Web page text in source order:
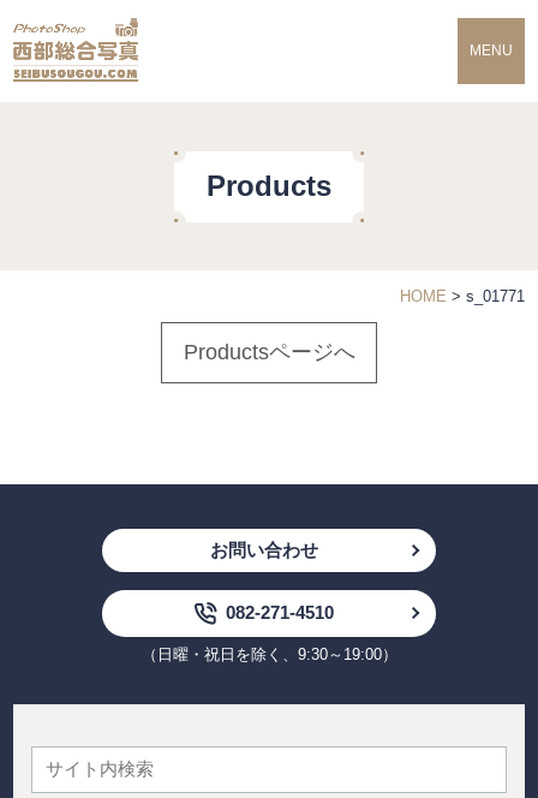
MENU
Products
HOME > s_01771
Productsページへ
お問い合わせ
082-271-4510
（日曜・祝日を除く、9:30～19:00）